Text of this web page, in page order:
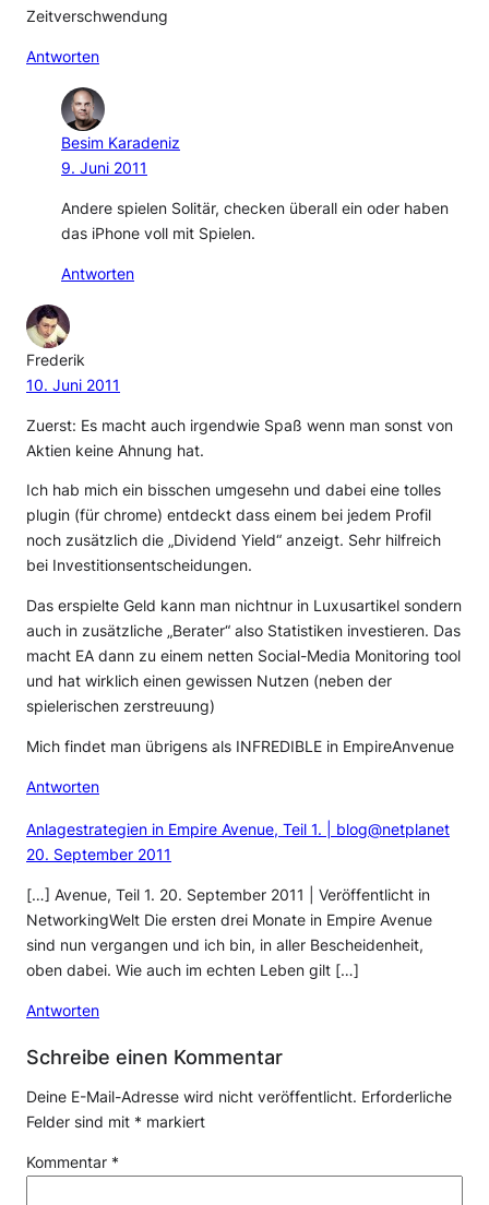
Zeitverschwendung
Antworten
Besim Karadeniz
9. Juni 2011
Andere spielen Solitär, checken überall ein oder haben
das iPhone voll mit Spielen.
Antworten
Frederik
10. Juni 2011
Zuerst: Es macht auch irgendwie Spaß wenn man sonst von
Aktien keine Ahnung hat.
Ich hab mich ein bisschen umgesehn und dabei eine tolles
plugin (für chrome) entdeckt dass einem bei jedem Profil
noch zusätzlich die „Dividend Yield“ anzeigt. Sehr hilfreich
bei Investitionsentscheidungen.
Das erspielte Geld kann man nichtnur in Luxusartikel sondern
auch in zusätzliche „Berater“ also Statistiken investieren. Das
macht EA dann zu einem netten Social-Media Monitoring tool
und hat wirklich einen gewissen Nutzen (neben der
spielerischen zerstreuung)
Mich findet man übrigens als INFREDIBLE in EmpireAnvenue
Antworten
Anlagestrategien in Empire Avenue, Teil 1. | blog@netplanet
20. September 2011
[…] Avenue, Teil 1. 20. September 2011 | Veröffentlicht in
NetworkingWelt Die ersten drei Monate in Empire Avenue
sind nun vergangen und ich bin, in aller Bescheidenheit,
oben dabei. Wie auch im echten Leben gilt […]
Antworten
Schreibe einen Kommentar
Deine E-Mail-Adresse wird nicht veröffentlicht. Erforderliche
Felder sind mit * markiert
Kommentar *